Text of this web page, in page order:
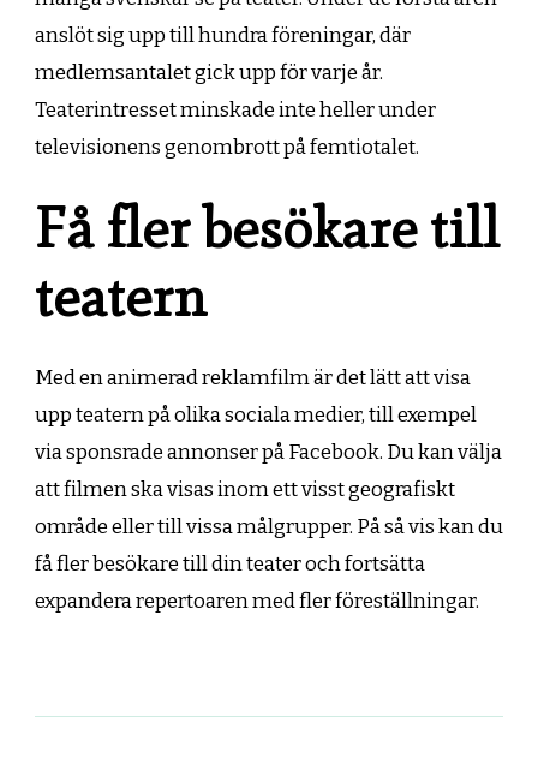
anslöt sig upp till hundra föreningar, där
medlemsantalet gick upp för varje år.
Teaterintresset minskade inte heller under
televisionens genombrott på femtiotalet.
Få fler besökare till
teatern
Med en animerad reklamfilm är det lätt att visa
upp teatern på olika sociala medier, till exempel
via sponsrade annonser på Facebook. Du kan välja
att filmen ska visas inom ett visst geografiskt
område eller till vissa målgrupper. På så vis kan du
få fler besökare till din teater och fortsätta
expandera repertoaren med fler föreställningar.